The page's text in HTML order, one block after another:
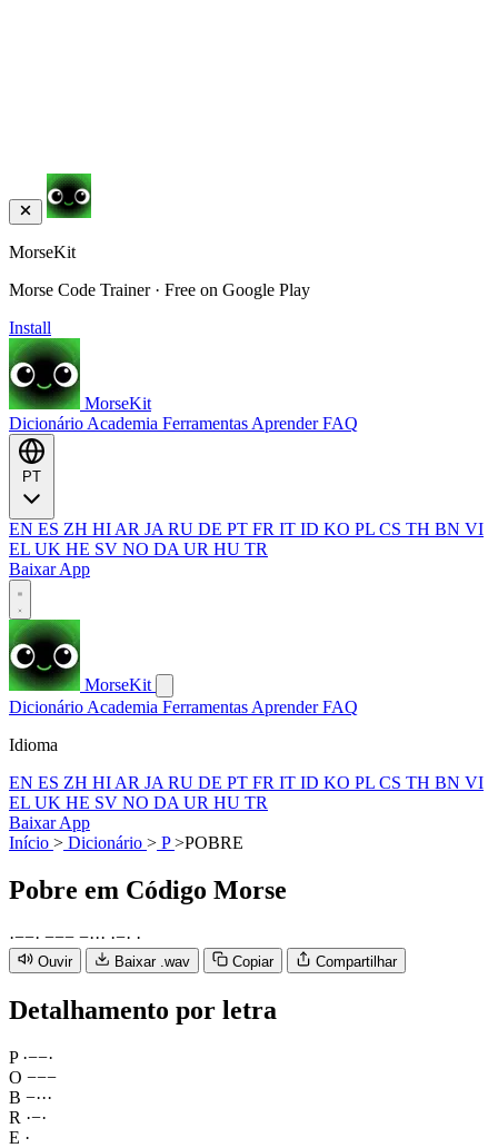
MorseKit
Morse Code Trainer · Free on Google Play
Install
MorseKit
Dicionário Academia Ferramentas AprenderFAQ
EN ES ZH HI AR JA RU DE PT FR IT ID KO PL CS TH BN VI
EL UK HE SV NO DA UR HU TR
Baixar App
MorseKit
Dicionário Academia Ferramentas AprenderFAQ
Idioma
EN ES ZH HI AR JA RU DE PT FR IT ID KO PL CS TH BN VI
EL UK HE SV NO DA UR HU TR
Baixar App
Início > Dicionário > P>POBRE
Pobre em Código Morse
·−−· −−− −··· ·−· ·
Ouvir Baixar .wav Copiar Compartilhar
Detalhamento por letra
P ·−−·
O −−−
B −···
R ·−·
E ·